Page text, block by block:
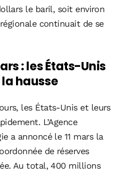
le baril, soit environ
continuait de se
: les États-Unis
hausse
les États-Unis et leurs
L’Agence
a annoncé le 11 mars la
de réserves
Au total, 400 millions